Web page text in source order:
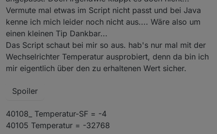
Vermute mal etwas im Script nicht passt und bei Java
kenne ich mich leider noch nicht aus.... Wäre also um
einen kleinen Tip Dankbar...
Das Script schaut bei mir so aus. hab's nur mal mit der
Wechselrichter Temperatur ausprobiert, denn da bin ich
mir eigentlich über den zu erhaltenen Wert sicher.
Spoiler
40108_ Temperatur-SF = -4
40105 Temperatur = -32768